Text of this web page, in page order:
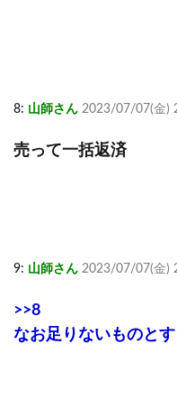
8: 山師さん 2023/07/07(金)
売って一括返済
9: 山師さん 2023/07/07(金)
>>8
なお足りないものと